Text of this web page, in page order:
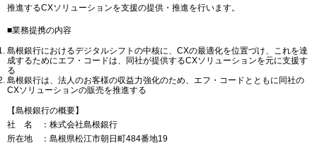
推進するCXソリューションを支援の提供・推進を行います。
■業務提携の内容
島根銀行におけるデジタルシフトの中核に、CXの最適化を位置づけ、これを達
成するためにエフ・コードは、同社が提供するCXソリューションを元に支援す
る
島根銀行は、法人のお客様の収益力強化のため、エフ・コードとともに同社の
CXソリューションの販売を推進する
【島根銀行の概要】
社 名 ：株式会社島根銀行
所在地 ：島根県松江市朝日町484番地19